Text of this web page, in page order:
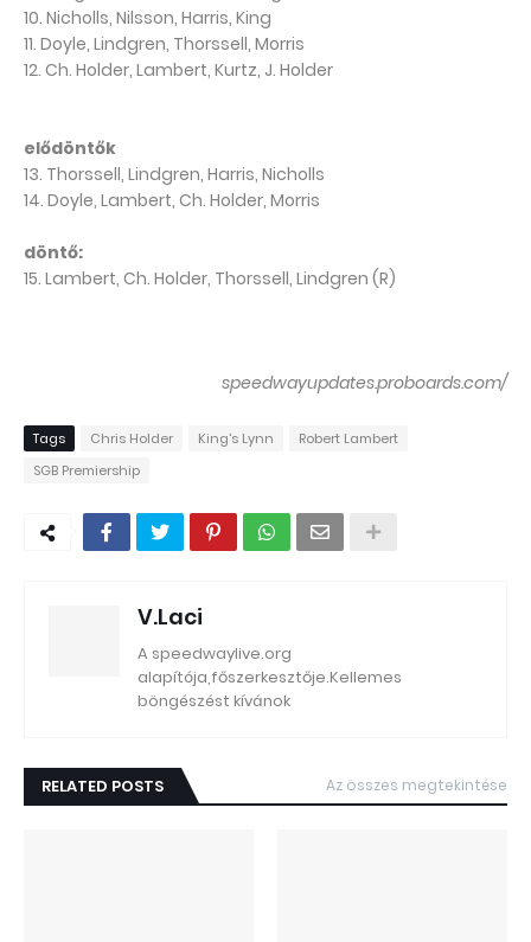
10. Nicholls, Nilsson, Harris, King
11. Doyle, Lindgren, Thorssell, Morris
12. Ch. Holder, Lambert, Kurtz, J. Holder
elődöntők
13. Thorssell, Lindgren, Harris, Nicholls
14. Doyle, Lambert, Ch. Holder, Morris
döntő:
15. Lambert, Ch. Holder, Thorssell, Lindgren (R)
speedwayupdates.proboards.com/
Tags Chris Holder King's Lynn
Robert Lambert
SGB Premiership
V.Laci
A speedwaylive.org
alapítója,főszerkesztője.Kellemes
böngészést kívánok
RELATED POSTS Az összes megtekintése